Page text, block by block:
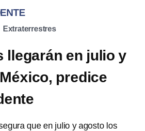
Extraterrestres
llegarán en julio y
predice
que en julio y agosto los